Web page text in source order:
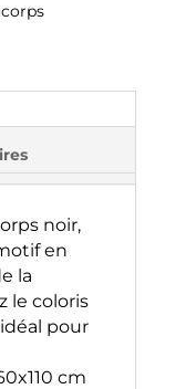
t
:
noir,
en
la
le coloris
pour
cm